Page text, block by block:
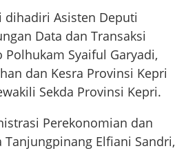
dihadiri Asisten Deputi
Data dan Transaksi
Polhukam Syaiful Garyadi,
dan Kesra Provinsi Kepri
Sekda Provinsi Kepri.
Perekonomian dan
Tanjungpinang Elfiani Sandri,